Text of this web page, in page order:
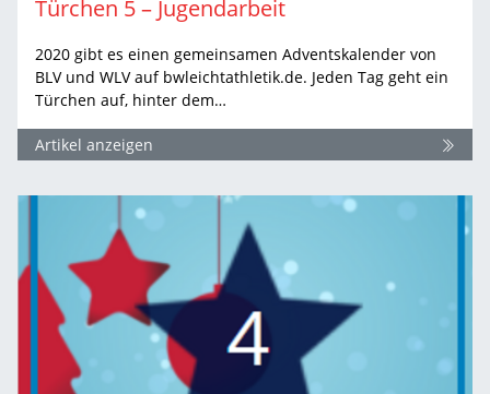
Türchen 5 – Jugendarbeit
2020 gibt es einen gemeinsamen Adventskalender von
BLV und WLV auf bwleichtathletik.de. Jeden Tag geht ein
Türchen auf, hinter dem…
Artikel anzeigen